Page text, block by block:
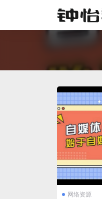
网络资源